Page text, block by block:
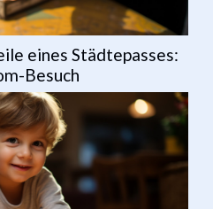
eines Städtepasses:
Besuch